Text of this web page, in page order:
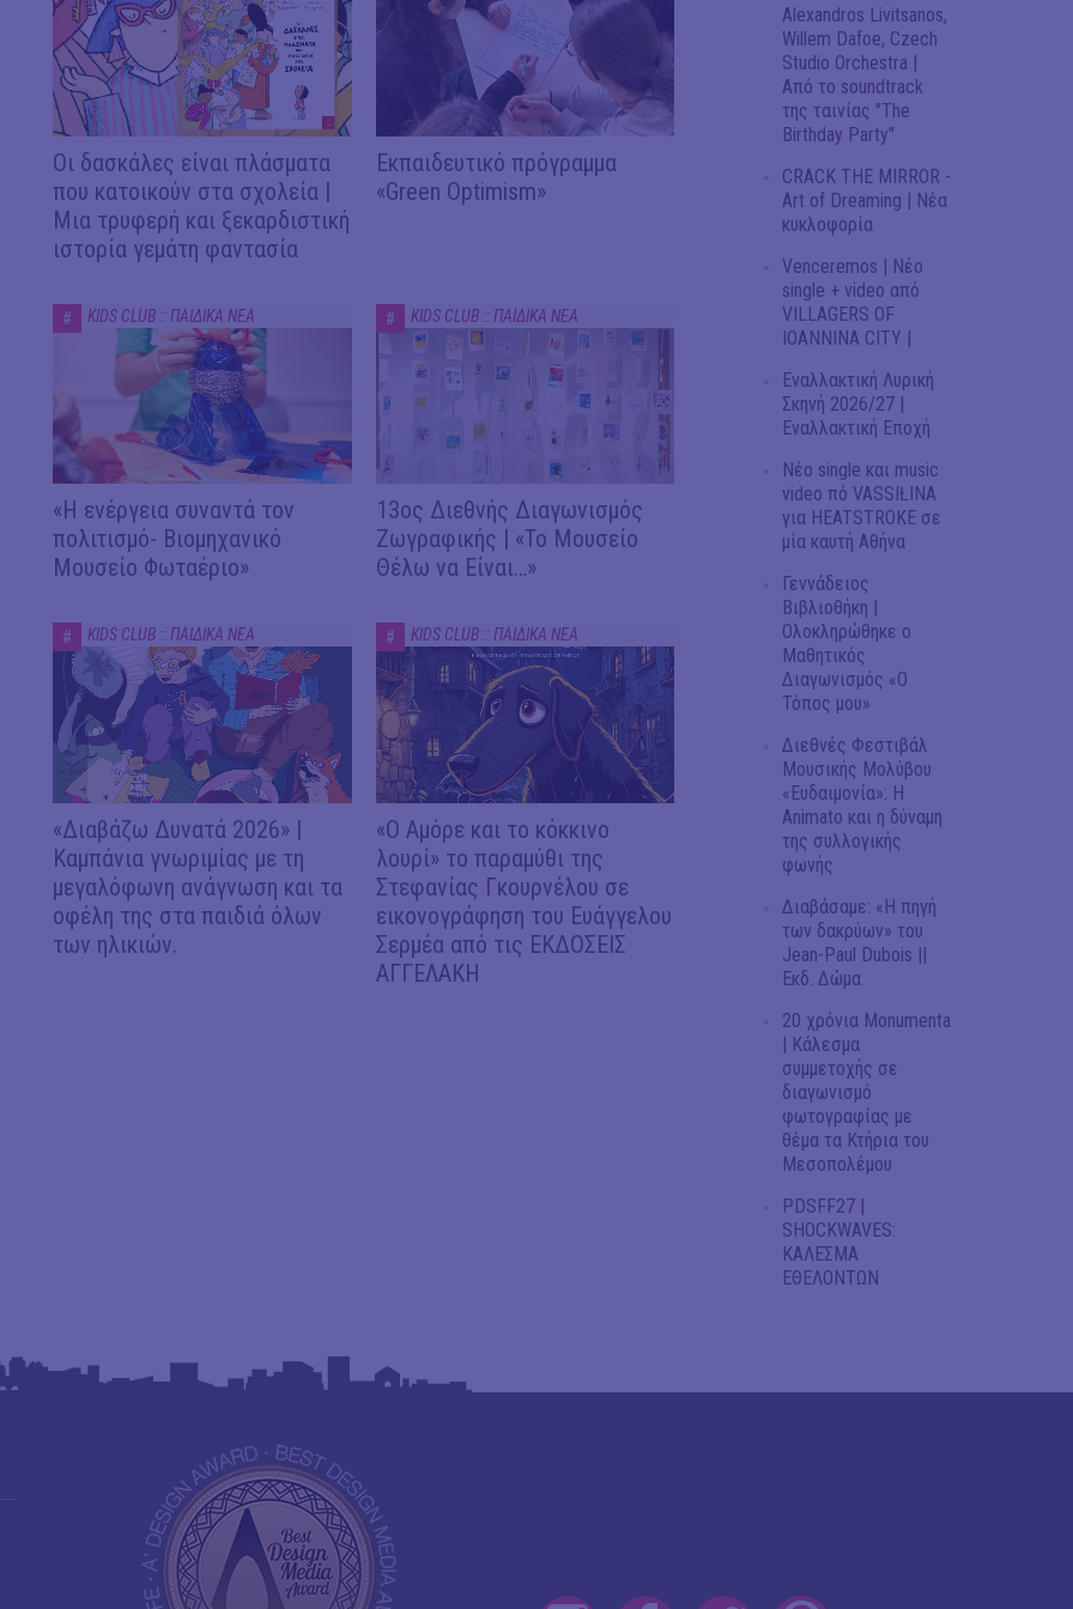
Οι δασκάλες είναι πλάσματα
που κατοικούν στα σχολεία |
Μια τρυφερή και ξεκαρδιστική
ιστορία γεμάτη φαντασία
Εκπαιδευτικό πρόγραμμα
«Green Optimism»
# KIDS CLUB :: ΠΑΙΔΙΚΑ ΝΕΑ
«Η ενέργεια συναντά τον
πολιτισμό- Βιομηχανικό
Μουσείο Φωταέριο»
# KIDS CLUB :: ΠΑΙΔΙΚΑ ΝΕΑ
13ος Διεθνής Διαγωνισμός
Ζωγραφικής | «Το Μουσείο
Θέλω να Είναι…»
# KIDS CLUB :: ΠΑΙΔΙΚΑ ΝΕΑ
«Διαβάζω Δυνατά 2026» |
Καμπάνια γνωριμίας με τη
μεγαλόφωνη ανάγνωση και τα
οφέλη της στα παιδιά όλων
των ηλικιών.
# KIDS CLUB :: ΠΑΙΔΙΚΑ ΝΕΑ
«Ο Αμόρε και το κόκκινο
λουρί» το παραμύθι της
Στεφανίας Γκουρνέλου σε
εικονογράφηση του Ευάγγελου
Σερμέα από τις ΕΚΔΟΣΕΙΣ
ΑΓΓΕΛΑΚΗ
Alexandros Livitsanos,
Willem Dafoe, Czech
Studio Orchestra |
Από το soundtrack
της ταινίας "The
Birthday Party"
CRACK THE MIRROR -
Art of Dreaming | Νέα
κυκλοφορία
Venceremos | Νέο
single + video από
VILLAGERS OF
IOANNINA CITY |
Εναλλακτική Λυρική
Σκηνή 2026/27 |
Εναλλακτική Εποχή
Νέο single και music
video πό VASSIŁINA
για HEATSTROKE σε
μία καυτή Αθήνα
Γεννάδειος
Βιβλιοθήκη |
Ολοκληρώθηκε ο
Μαθητικός
Διαγωνισμός «Ο
Τόπος μου»
Διεθνές Φεστιβάλ
Μουσικής Μολύβου
«Ευδαιμονία»: Η
Animato και η δύναμη
της συλλογικής
φωνής
Διαβάσαμε: «Η πηγή
των δακρύων» του
Jean-Paul Dubois ||
Εκδ. Δώμα
20 χρόνια Monumenta
| Κάλεσμα
συμμετοχής σε
διαγωνισμό
φωτογραφίας με
θέμα τα Κτήρια του
Μεσοπολέμου
PDSFF27 |
SHOCKWAVES:
ΚΑΛΕΣΜΑ
ΕΘΕΛΟΝΤΩΝ